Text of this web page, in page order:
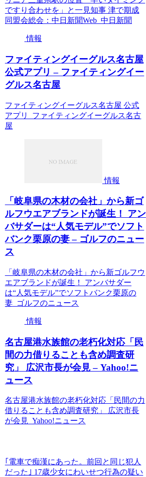
ですり合わせを」と一見知事 津で期成
同盟会総会：中日新聞Web 中日新聞
情報
ファイティングイーグルス名古屋
公式アプリ – ファイティングイー
グルス名古屋
ファイティングイーグルス名古屋 公式
アプリ ファイティングイーグルス名古
屋
情報
「岐阜県の木材の会社」から新ゴ
ルフウエアブランドが誕生！ アン
バサダーは“人気モデル”でソフト
バンク栗原の妻 – ゴルフのニュー
ス
「岐阜県の木材の会社」から新ゴルフウ
エアブランドが誕生！ アンバサダー
は“人気モデル”でソフトバンク栗原の
妻 ゴルフのニュース
情報
名古屋港水族館の老朽化対応「民
間の力借りることも含め調査研
究」 広沢市長が会見 – Yahoo!ニ
ュース
名古屋港水族館の老朽化対応「民間の力
借りることも含め調査研究」 広沢市長
が会見 Yahoo!ニュース
｢電車で痴漢にあった。前回と同じ犯人
だった｣ 17歳少女にわいせつ行為の疑い